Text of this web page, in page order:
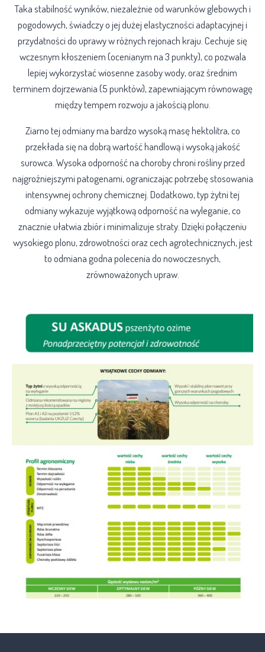
Taka stabilność wyników, niezależnie od warunków glebowych i
pogodowych, świadczy o jej dużej elastyczności adaptacyjnej i
przydatności do uprawy w różnych rejonach kraju. Cechuje się
wczesnym kłoszeniem (ocenianym na 3 punkty), co pozwala
lepiej wykorzystać wiosenne zasoby wody, oraz średnim
terminem dojrzewania (5 punktów), zapewniającym równowagę
między tempem rozwoju a jakością plonu.
Ziarno tej odmiany ma bardzo wysoką masę hektolitra, co
przekłada się na dobrą wartość handlową i wysoką jakość
surowca. Wysoka odporność na choroby chroni rośliny przed
najgroźniejszymi patogenami, ograniczając potrzebę stosowania
intensywnej ochrony chemicznej. Dodatkowo, typ żytni tej
odmiany wykazuje wyjątkową odporność na wyleganie, co
znacznie ułatwia zbiór i minimalizuje straty. Dzięki połączeniu
wysokiego plonu, zdrowotności oraz cech agrotechnicznych, jest
to odmiana godna polecenia do nowoczesnych,
zrównoważonych upraw.